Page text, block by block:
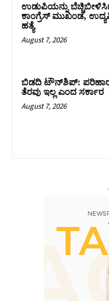
ಉಡುಪಿಯನ್ನು
ಕಾಂಗ್ರೆಸ್‌ ಮುಖಂಡ,
ಹತ್ಯೆ
August 7, 2026
ಬಿಡದಿ ಟೌನ್‌ಶಿಪ್‌:
ತೆರವು ಇಲ್ಲ ಎಂದ ಸರ್ಕಾರ
August 7, 2026